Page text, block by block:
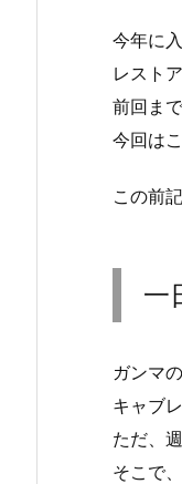
今年に
レスト
前回ま
今回は
この前
一
ガンマ
キャブ
ただ、
そこで